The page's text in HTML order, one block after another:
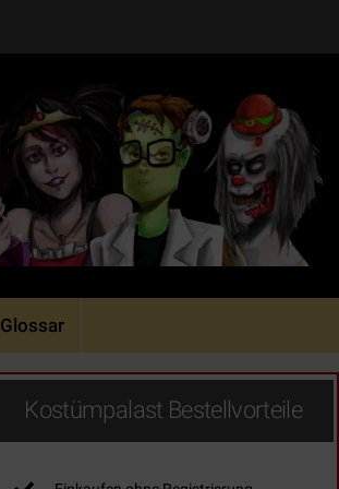
Glossar
Kostümpalast Bestellvorteile